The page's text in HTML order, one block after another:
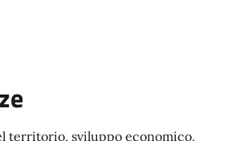
territorio, sviluppo economico,